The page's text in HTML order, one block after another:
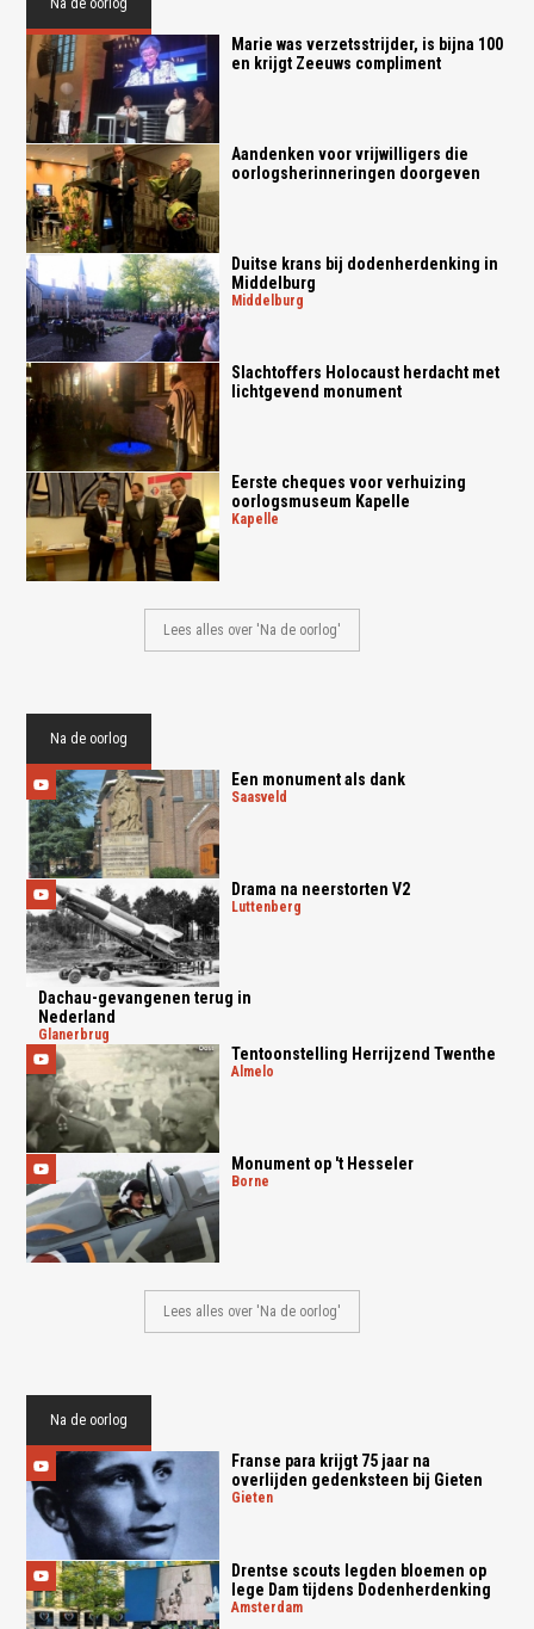
Na de oorlog
Marie was verzetsstrijder, is bijna 100
en krijgt Zeeuws compliment
Aandenken voor vrijwilligers die
oorlogsherinneringen doorgeven
Duitse krans bij dodenherdenking in
Middelburg
middelburg
Slachtoffers Holocaust herdacht met
lichtgevend monument
Eerste cheques voor verhuizing
oorlogsmuseum Kapelle
kapelle
Lees alles over 'Na de oorlog'
Na de oorlog
Een monument als dank
saasveld
Drama na neerstorten V2
luttenberg
Dachau-gevangenen terug in
Nederland
glanerbrug
Tentoonstelling Herrijzend Twenthe
almelo
Monument op 't Hesseler
borne
Lees alles over 'Na de oorlog'
Na de oorlog
Franse para krijgt 75 jaar na
overlijden gedenksteen bij Gieten
gieten
Drentse scouts legden bloemen op
lege Dam tijdens Dodenherdenking
amsterdam